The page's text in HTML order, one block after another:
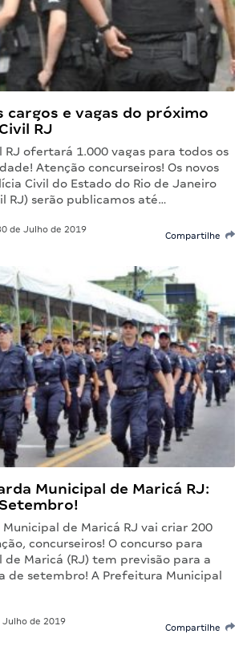
cargos e vagas do próximo
RJ
RJ ofertará 1.000 vagas para todos os
Atenção concurseiros! Os novos
Civil do Estado do Rio de Janeiro
RJ) serão publicamos até…
de Julho de 2019
Compartilhe
Municipal de Maricá RJ:
Municipal de Maricá RJ vai criar 200
concurseiros! O concurso para
de Maricá (RJ) tem previsão para a
de setembro! A Prefeitura Municipal
Julho de 2019
Compartilhe